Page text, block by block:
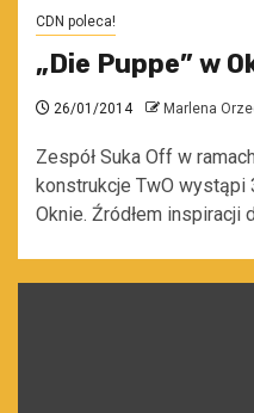
CDN poleca!
„Die Puppe” w
26/01/2014 Marlena
Zespół Suka Off w
konstrukcje TwO
Oknie. Źródłem inspiracji